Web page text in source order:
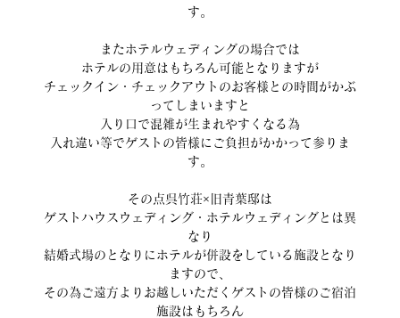
す。
またホテルウェディングの場合では
ホテルの用意はもちろん可能となりますが
チェックイン・チェックアウトのお客様との時間がかぶ
ってしまいますと
入り口で混雑が生まれやすくなる為
入れ違い等でゲストの皆様にご負担がかかって参りま
す。
その点呉竹荘×旧青葉邸は
ゲストハウスウェディング・ホテルウェディングとは異
なり
結婚式場のとなりにホテルが併設をしている施設となり
ますので、
その為ご遠方よりお越しいただくゲストの皆様のご宿泊
施設はもちろん